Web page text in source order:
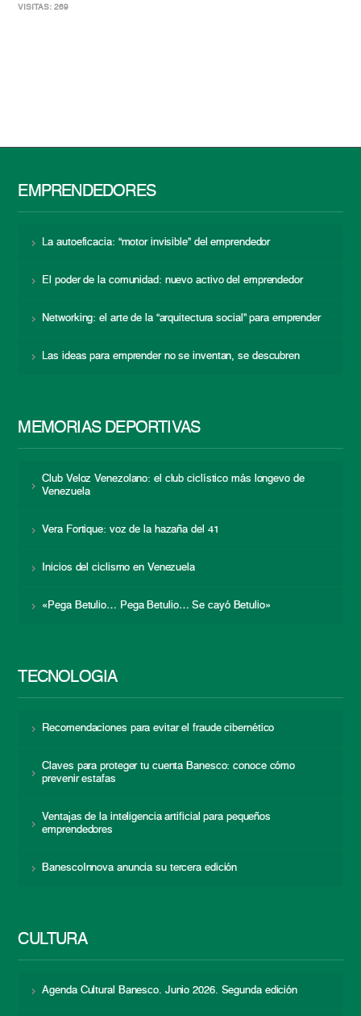
VISITAS: 269
EMPRENDEDORES
La autoeficacia: “motor invisible” del emprendedor
El poder de la comunidad: nuevo activo del emprendedor
Networking: el arte de la “arquitectura social” para emprender
Las ideas para emprender no se inventan, se descubren
MEMORIAS DEPORTIVAS
Club Veloz Venezolano: el club ciclístico más longevo de
Venezuela
Vera Fortique: voz de la hazaña del 41
Inicios del ciclismo en Venezuela
«Pega Betulio… Pega Betulio… Se cayó Betulio»
TECNOLOGÍA
Recomendaciones para evitar el fraude cibernético
Claves para proteger tu cuenta Banesco: conoce cómo
prevenir estafas
Ventajas de la inteligencia artificial para pequeños
emprendedores
BanescoInnova anuncia su tercera edición
CULTURA
Agenda Cultural Banesco. Junio 2026. Segunda edición